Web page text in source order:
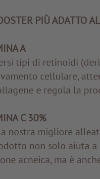
PIÙ ADATTO
A
tipi di retinoidi
cellulare,
e regola la
C 30%
nostra migliore
non solo aiuta
acneica, ma è